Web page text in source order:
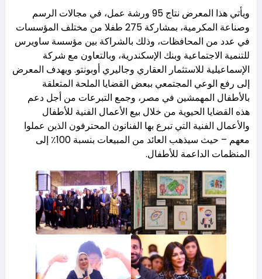
ويأتي هذا المعرض نتاج 95 ورشة عمل، في مجالات الرسم
وصناعة المكرمية، بمشاركة 275 طفلا من مختلف المؤسسات
في عدد من المحافظات، وذلك بالشراكة بين مؤسسة ساويرس
للتنمية الاجتماعية وبنك الإسكندرية، وبالتعاون مع شركة
الإسماعيلية للاستثمار العقاري وجاليري أوبونتو. ويهدف المعرض
إلى رفع الوعي المجتمعي ببعض القضايا الملحة المتعلقة
بالأطفال المهمشين في مصر، وجمع التبرعات من أجل دعم
هذه القضايا الحيوية من خلال بيع الأعمال الفنية للأطفال
والأعمال الفنية التي تبرع بها الفنانون المحترفون الذين عملوا
معهم – حيث سيذهب العائد من المبيعات بنسبة 100٪ إلى
المنظمات الداعمة للأطفال.